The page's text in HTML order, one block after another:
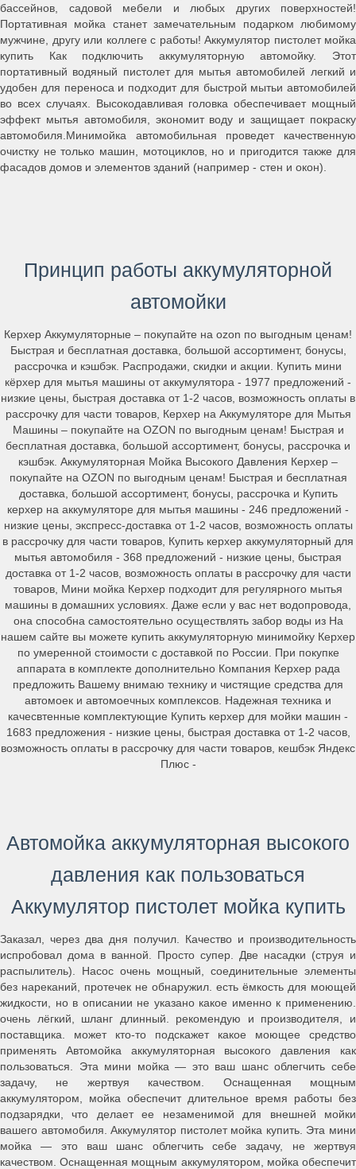
бассейнов, садовой мебели и любых других поверхностей!
Портативная мойка станет замечательным подарком любимому
мужчине, другу или коллеге с работы! Аккумулятор пистолет мойка
купить Как подключить аккумуляторную автомойку. Этот
портативный водяный пистолет для мытья автомобилей легкий и
удобен для переноса и подходит для быстрой мытьи автомобилей
во всех случаях. Высокодавливая головка обеспечивает мощный
эффект мытья автомобиля, экономит воду и защищает покраску
автомобиля.Минимойка автомобильная проведет качественную
очистку не только машин, мотоциклов, но и пригодится также для
фасадов домов и элементов зданий (например - стен и окон).
Принцип работы аккумуляторной
автомойки
Керхер Аккумуляторные – покупайте на ozon по выгодным ценам!
Быстрая и бесплатная доставка, большой ассортимент, бонусы,
рассрочка и кэшбэк. Распродажи, скидки и акции. Купить мини
кёрхер для мытья машины от аккумулятора - 1977 предложений -
низкие цены, быстрая доставка от 1-2 часов, возможность оплаты в
рассрочку для части товаров, Керхер на Аккумуляторе для Мытья
Машины – покупайте на OZON по выгодным ценам! Быстрая и
бесплатная доставка, большой ассортимент, бонусы, рассрочка и
кэшбэк. Аккумуляторная Мойка Высокого Давления Керхер –
покупайте на OZON по выгодным ценам! Быстрая и бесплатная
доставка, большой ассортимент, бонусы, рассрочка и Купить
керхер на аккумуляторе для мытья машины - 246 предложений -
низкие цены, экспресс-доставка от 1-2 часов, возможность оплаты
в рассрочку для части товаров, Купить керхер аккумуляторный для
мытья автомобиля - 368 предложений - низкие цены, быстрая
доставка от 1-2 часов, возможность оплаты в рассрочку для части
товаров, Мини мойка Керхер подходит для регулярного мытья
машины в домашних условиях. Даже если у вас нет водопровода,
она способна самостоятельно осуществлять забор воды из На
нашем сайте вы можете купить аккумуляторную минимойку Керхер
по умеренной стоимости с доставкой по России. При покупке
аппарата в комплекте дополнительно Компания Керхер рада
предложить Вашему внимаю технику и чистящие средства для
автомоек и автомоечных комплексов. Надежная техника и
качесвтенные комплектующие Купить керхер для мойки машин -
1683 предложения - низкие цены, быстрая доставка от 1-2 часов,
возможность оплаты в рассрочку для части товаров, кешбэк Яндекс
Плюс -
Автомойка аккумуляторная высокого
давления как пользоваться
Аккумулятор пистолет мойка купить
Заказал, через два дня получил. Качество и производительность
испробовал дома в ванной. Просто супер. Две насадки (струя и
распылитель). Насос очень мощный, соединительные элементы
без нареканий, протечек не обнаружил. есть ёмкость для моющей
жидкости, но в описании не указано какое именно к применению.
очень лёгкий, шланг длинный. рекомендую и производителя, и
поставщика. может кто-то подскажет какое моющее средство
применять Автомойка аккумуляторная высокого давления как
пользоваться. Эта мини мойка — это ваш шанс облегчить себе
задачу, не жертвуя качеством. Оснащенная мощным
аккумулятором, мойка обеспечит длительное время работы без
подзарядки, что делает ее незаменимой для внешней мойки
вашего автомобиля. Аккумулятор пистолет мойка купить. Эта мини
мойка — это ваш шанс облегчить себе задачу, не жертвуя
качеством. Оснащенная мощным аккумулятором, мойка обеспечит